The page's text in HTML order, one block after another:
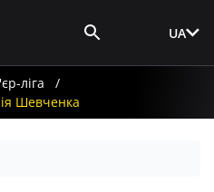
UA
ліга
Шевченка